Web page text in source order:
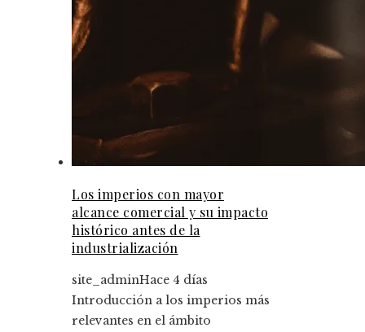
Los imperios con mayor
alcance comercial y su impacto
histórico antes de la
industrialización
site_adminHace 4 días
Introducción a los imperios más
relevantes en el ámbito